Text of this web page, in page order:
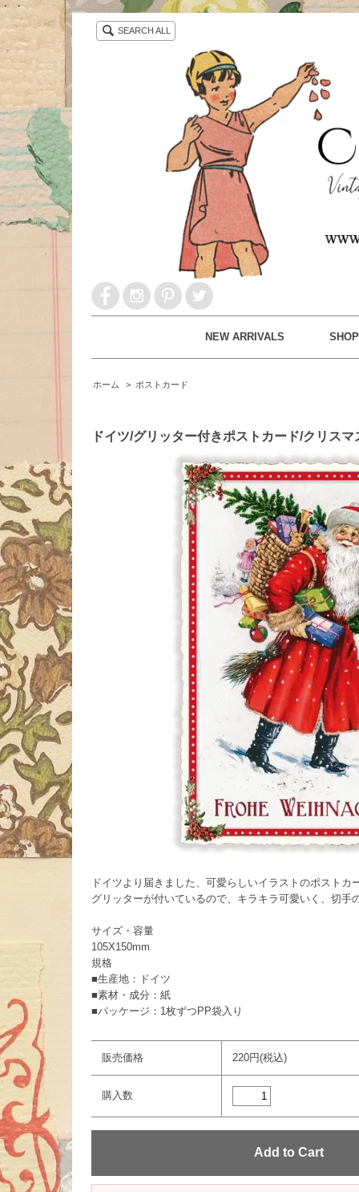
・ ・
SEARCH ALL
NEW ARRIVALS SHOP
ホーム > ポストカード
ドイツ/グリッター付きポストカード/クリス
ドイツより届きました、可愛らしいイラストのポストカ
グリッターが付いているので、キラキラ可愛いく、切手
サイズ・容量
105X150mm
規格
■生産地：ドイツ
■素材・成分：紙
■パッケージ：1枚ずつPP袋入り
販売価格 220円(税込)
購入数